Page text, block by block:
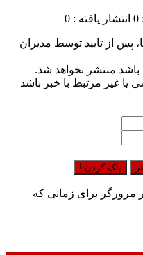
انتشار یافته : 0
از تایید توسط مدیران
باشد منتشر نخواهد شد.
یا غیر مرتبط با خبر باشد
پاک کردن !
مرورگر برای زمانی که